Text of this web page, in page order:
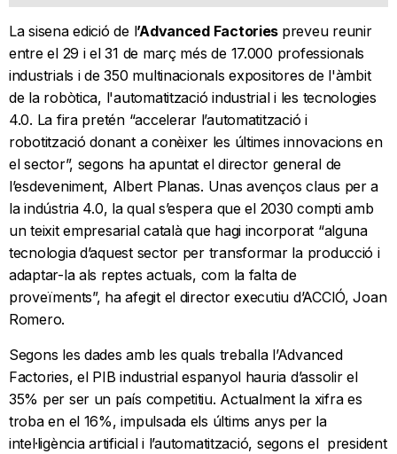
La sisena edició de l’Advanced Factories preveu reunir
entre el 29 i el 31 de març més de 17.000 professionals
industrials i de 350 multinacionals expositores de l'àmbit
de la robòtica, l'automatització industrial i les tecnologies
4.0. La fira pretén “accelerar l’automatització i
robotització donant a conèixer les últimes innovacions en
el sector”, segons ha apuntat el director general de
l’esdeveniment, Albert Planas. Unas avenços claus per a
la indústria 4.0, la qual s’espera que el 2030 compti amb
un teixit empresarial català que hagi incorporat “alguna
tecnologia d’aquest sector per transformar la producció i
adaptar-la als reptes actuals, com la falta de
proveïments”, ha afegit el director executiu d’ACCIÓ, Joan
Romero.
Segons les dades amb les quals treballa l’Advanced
Factories, el PIB industrial espanyol hauria d’assolir el
35% per ser un país competitiu. Actualment la xifra es
troba en el 16%, impulsada els últims anys per la
intel·ligència artificial i l’automatització, segons el president